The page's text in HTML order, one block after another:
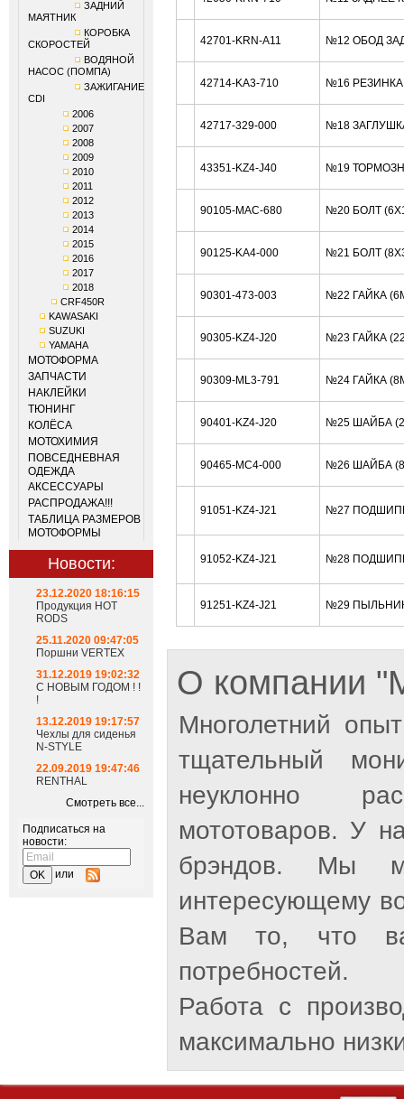
ЗАДНИЙ
МАЯТНИК
КОРОБКА
СКОРОСТЕЙ
ВОДЯНОЙ
НАСОС (ПОМПА)
ЗАЖИГАНИЕ
CDI
2006
2007
2008
2009
2010
2011
2012
2013
2014
2015
2016
2017
2018
CRF450R
KAWASAKI
SUZUKI
YAMAHA
МОТОФОРМА
ЗАПЧАСТИ
НАКЛЕЙКИ
ТЮНИНГ
КОЛЁСА
МОТОХИМИЯ
ПОВСЕДНЕВНАЯ
ОДЕЖДА
АКСЕССУАРЫ
РАСПРОДАЖА!!!
ТАБЛИЦА РАЗМЕРОВ
МОТОФОРМЫ
Новости:
23.12.2020 18:16:15
Продукция HOT
RODS
25.11.2020 09:47:05
Поршни VERTEX
31.12.2019 19:02:32
С НОВЫМ ГОДОМ ! !
!
13.12.2019 19:17:57
Чехлы для сиденья
N-STYLE
22.09.2019 19:47:46
RENTHAL
Смотреть все...
Подписаться на
новости:
или
42701-KRN-A11 №12 ОБОД
42714-KA3-710 №16 РЕЗИНКА
42717-329-000 №18
43351-KZ4-J40 №19
90105-MAC-680 №20 БОЛТ
90125-KA4-000 №21 БОЛТ
90301-473-003 №22 ГАЙКА
90305-KZ4-J20 №23 ГАЙКА
90309-ML3-791 №24 ГАЙКА
90401-KZ4-J20 №25 ШАЙБА
90465-MC4-000 №26 ШАЙБА
91051-KZ4-J21 №27
91052-KZ4-J21 №28
91251-KZ4-J21 №29 ПЫЛЬНИК
О компании
Многолетний
тщательный
неуклонно
мототоваров. У
брэндов. Мы
интересующему
Вам то, что
потребностей.
Работа с
максимально